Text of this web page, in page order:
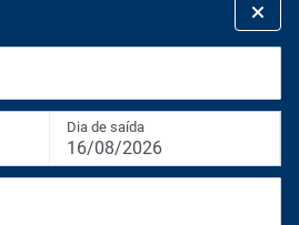
Dia de saída
16/08/2026